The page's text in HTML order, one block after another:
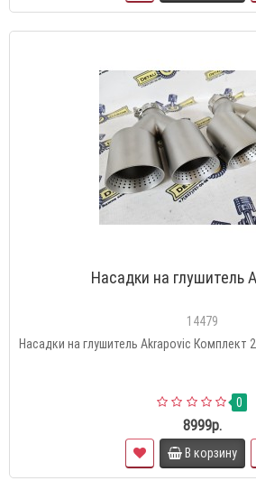
Насадки на глушитель
14479
Насадки на глушитель Akrapovic Комплект
0
8999р.
В корзину